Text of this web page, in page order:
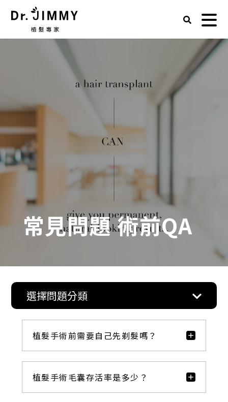
常見問題 術前QA
選擇問題分類
植髮手術前需要自己先剃髮嗎？
植髮手術毛囊存活率是多少？